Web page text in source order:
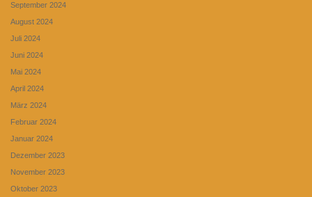
September 2024
August 2024
Juli 2024
Juni 2024
Mai 2024
April 2024
März 2024
Februar 2024
Januar 2024
Dezember 2023
November 2023
Oktober 2023